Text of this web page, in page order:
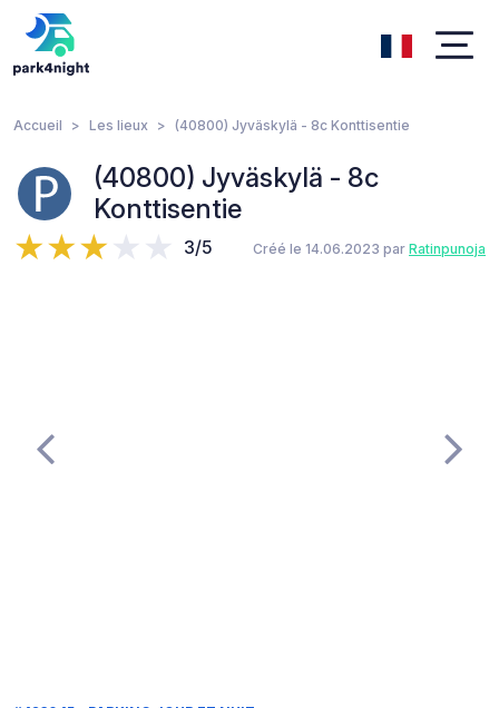
Accueil Les lieux (40800) Jyväskylä - 8c Konttisentie
(40800) Jyväskylä - 8c
Konttisentie
3/5 Créé le 14.06.2023 par Ratinpunoja